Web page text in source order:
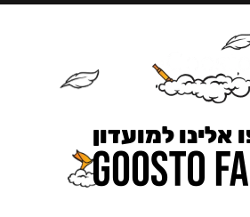
אלינו למועדון